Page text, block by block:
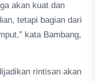
akan kuat dan
tetapi bagian dari
kata Bambang,
rintisan akan